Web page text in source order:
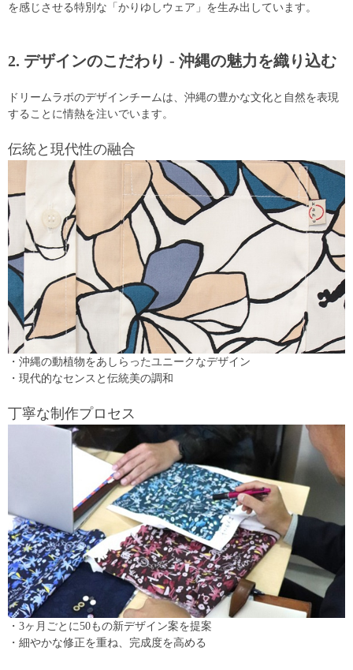
を感じさせる特別な「かりゆしウェア」を生み出しています。
2. デザインのこだわり - 沖縄の魅力を織り込む
ドリームラボのデザインチームは、沖縄の豊かな文化と自然を表現
することに情熱を注いでいます。
伝統と現代性の融合
・沖縄の動植物をあしらったユニークなデザイン
・現代的なセンスと伝統美の調和
丁寧な制作プロセス
・3ヶ月ごとに50もの新デザイン案を提案
・細やかな修正を重ね、完成度を高める